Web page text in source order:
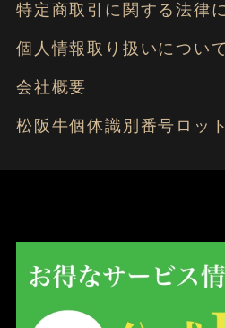
特定商取引に関する法律
個人情報取り扱いについて
会社概要
松阪牛個体識別番号ロッ